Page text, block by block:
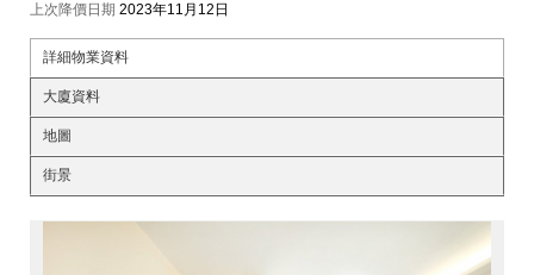
上次降價日期 2023年11月12日
詳細物業資料
大廈資料
地圖
街景